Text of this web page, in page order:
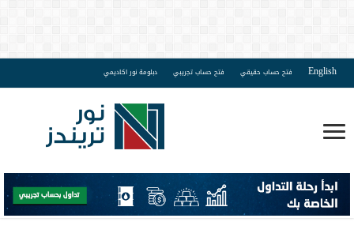
English فتح حساب حقيقي فتح حساب تجريبي دبلومة نور اكاديمي